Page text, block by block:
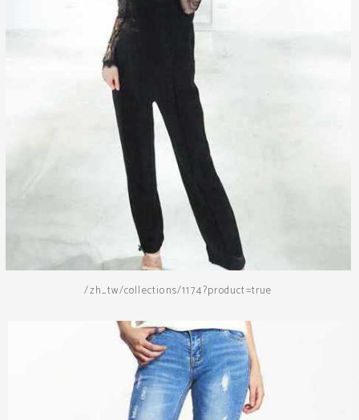
/zh_tw/collections/1174?product=true